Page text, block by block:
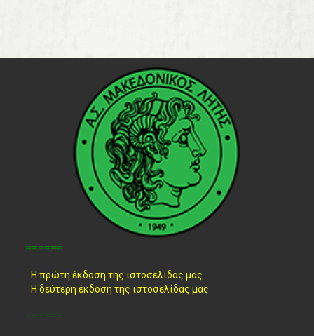
======
Η πρώτη έκδοση της ιστοσελίδας μας
Η δεύτερη έκδοση της ιστοσελίδας μας
======